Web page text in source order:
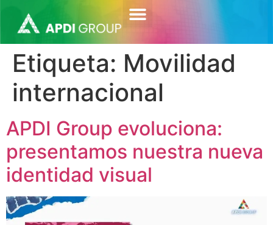
Etiqueta: Movilidad
internacional
APDI Group evoluciona:
presentamos nuestra nueva
identidad visual